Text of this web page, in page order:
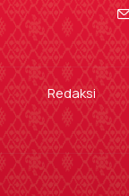
Redaksi